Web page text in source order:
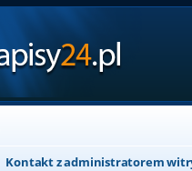
Kontakt z administratorem